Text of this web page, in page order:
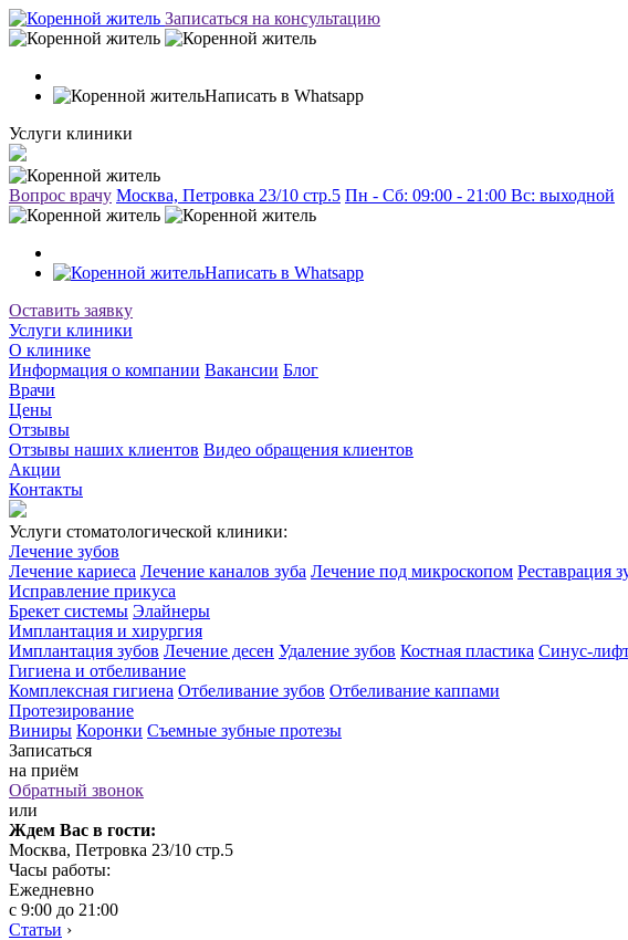
Записаться на консультацию
Написать в Whatsapp
Услуги клиники
Вопрос врачу Москва, Петровка 23/10 стр.5 Пн - Сб: 09:00 - 21:00 Вc: выходной
Написать в Whatsapp
Оставить заявку
Услуги клиники
О клинике
Информация о компании Вакансии Блог
Врачи
Цены
Отзывы
Отзывы наших клиентов Видео обращения клиентов
Акции
Контакты
Услуги стоматологической клиники:
Лечение зубов
Лечение кариеса Лечение каналов зуба Лечение под микроскопом Реставрация
Исправление прикуса
Брекет системы Элайнеры
Имплантация и хирургия
Имплантация зубов Лечение десен Удаление зубов Костная пластика Синус-
Гигиена и отбеливание
Комплексная гигиена Отбеливание зубов Отбеливание каппами
Протезирование
Виниры Коронки Съемные зубные протезы
Записаться
на приём
Обратный звонок
или
Ждем Вас в гости:
Москва, Петровка 23/10 стр.5
Часы работы:
Ежедневно
с 9:00 до 21:00
Статьи ›